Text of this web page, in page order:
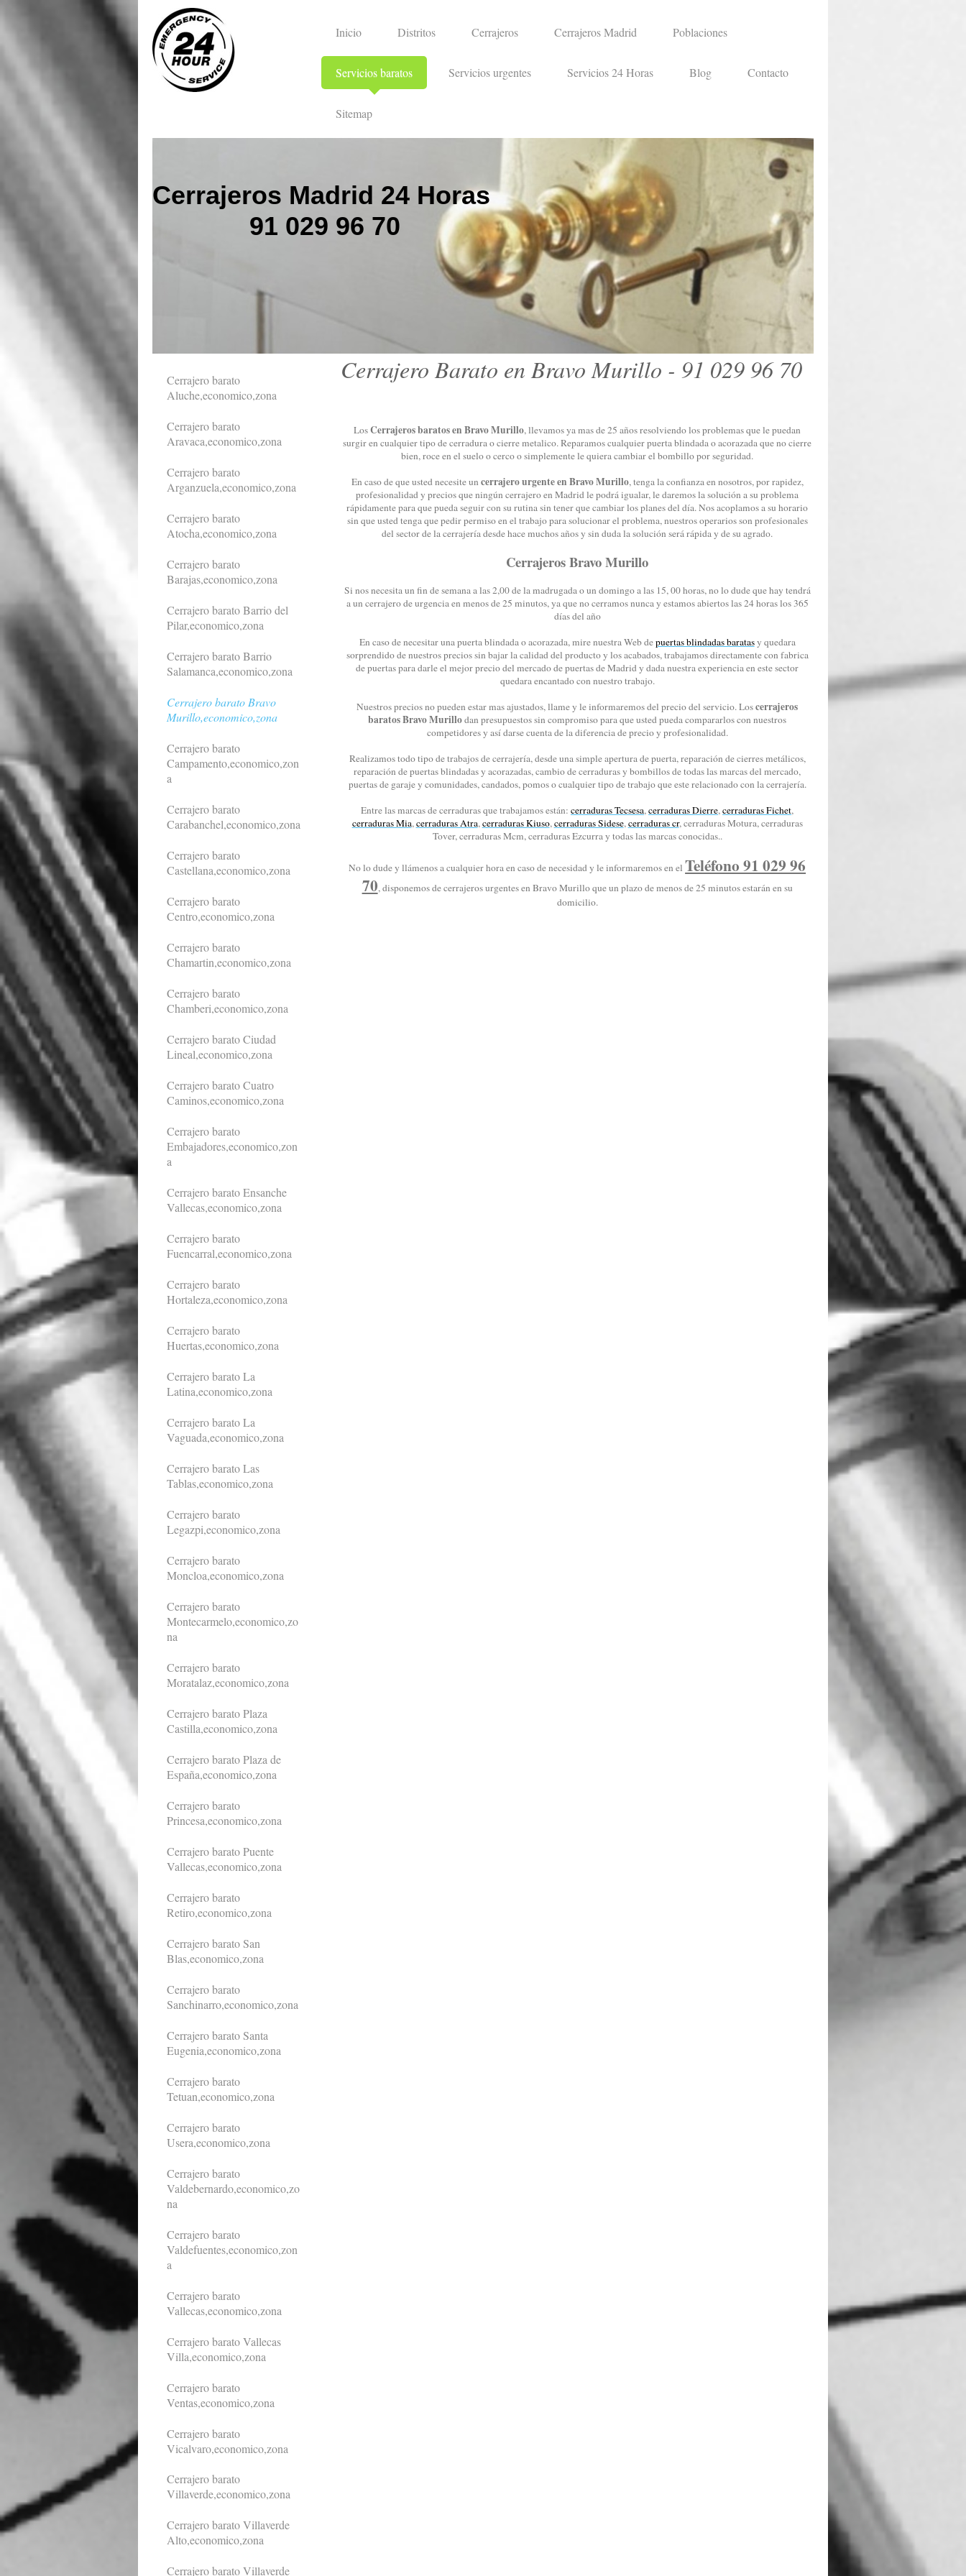
Inicio Distritos Cerrajeros Cerrajeros Madrid Poblaciones
Servicios baratos Servicios urgentes Servicios 24 Horas Blog Contacto
Sitemap
Cerrajeros Madrid 24 Horas
91 029 96 70
Cerrajero Barato en Bravo Murillo - 91 029 96 70
LosCerrajeros baratos en Bravo Murillo, llevamos ya mas de 25 años resolviendo los problemas que le puedan
surgir en cualquier tipo de cerradura o cierre metalico. Reparamos cualquier puerta blindada o acorazada que no cierre
bien, roce en el suelo o cerco o simplemente le quiera cambiar el bombillo por seguridad.
En caso de que usted necesite un cerrajero urgente en Bravo Murillo, tenga la confianza en nosotros, por rapidez,
profesionalidad y precios que ningún cerrajero en Madrid le podrá igualar, le daremos la solución a su problema
rápidamente para que pueda seguir con su rutina sin tener que cambiar los planes del día. Nos acoplamos a su horario
sin que usted tenga que pedir permiso en el trabajo para solucionar el problema, nuestros operarios son profesionales
del sector de la cerrajería desde hace muchos años y sin duda la solución será rápida y de su agrado.
Cerrajeros Bravo Murillo
Si nos necesita un fin de semana a las 2,00 de la madrugada o un domingo a las 15, 00 horas, no lo dude que hay tendrá
a un cerrajero de urgencia en menos de 25 minutos, ya que no cerramos nunca y estamos abiertos las 24 horas los 365
días del año
En caso de necesitar una puerta blindada o acorazada, mire nuestra Web depuertas blindadas baratasy quedara
sorprendido de nuestros precios sin bajar la calidad del producto y los acabados, trabajamos directamente con fabrica
de puertas para darle el mejor precio del mercado de puertas de Madrid y dada nuestra experiencia en este sector
quedara encantado con nuestro trabajo.
Nuestros precios no pueden estar mas ajustados, llame y le informaremos del precio del servicio. Loscerrajeros
baratos Bravo Murillodan presupuestos sin compromiso para que usted pueda compararlos con nuestros
competidores y así darse cuenta de la diferencia de precio y profesionalidad.
Realizamos todo tipo de trabajos de cerrajería, desde una simple apertura de puerta, reparación de cierres metálicos,
reparación de puertas blindadas y acorazadas, cambio de cerraduras y bombillos de todas las marcas del mercado,
puertas de garaje y comunidades, candados, pomos o cualquier tipo de trabajo que este relacionado con la cerrajería.
Entre las marcas de cerraduras que trabajamos están:cerraduras Tecsesa,cerraduras Dierre,cerraduras Fichet,
cerraduras Mia,cerraduras Atra,cerraduras Kiuso,cerraduras Sidese,cerraduras cr, cerraduras Motura, cerraduras
Tover, cerraduras Mcm, cerraduras Ezcurra y todas las marcas conocidas..
No lo dude y llámenos a cualquier hora en caso de necesidad y le informaremos en elTeléfono 91 029 96
70, disponemos de cerrajeros urgentes en Bravo Murillo que un plazo de menos de 25 minutos estarán en su
domicilio.
Cerrajero barato
Aluche,economico,zona
Cerrajero barato
Aravaca,economico,zona
Cerrajero barato
Arganzuela,economico,zona
Cerrajero barato
Atocha,economico,zona
Cerrajero barato
Barajas,economico,zona
Cerrajero barato Barrio del
Pilar,economico,zona
Cerrajero barato Barrio
Salamanca,economico,zona
Cerrajero barato Bravo
Murillo,economico,zona
Cerrajero barato
Campamento,economico,zon
a
Cerrajero barato
Carabanchel,economico,zona
Cerrajero barato
Castellana,economico,zona
Cerrajero barato
Centro,economico,zona
Cerrajero barato
Chamartin,economico,zona
Cerrajero barato
Chamberi,economico,zona
Cerrajero barato Ciudad
Lineal,economico,zona
Cerrajero barato Cuatro
Caminos,economico,zona
Cerrajero barato
Embajadores,economico,zon
a
Cerrajero barato Ensanche
Vallecas,economico,zona
Cerrajero barato
Fuencarral,economico,zona
Cerrajero barato
Hortaleza,economico,zona
Cerrajero barato
Huertas,economico,zona
Cerrajero barato La
Latina,economico,zona
Cerrajero barato La
Vaguada,economico,zona
Cerrajero barato Las
Tablas,economico,zona
Cerrajero barato
Legazpi,economico,zona
Cerrajero barato
Moncloa,economico,zona
Cerrajero barato
Montecarmelo,economico,zo
na
Cerrajero barato
Moratalaz,economico,zona
Cerrajero barato Plaza
Castilla,economico,zona
Cerrajero barato Plaza de
España,economico,zona
Cerrajero barato
Princesa,economico,zona
Cerrajero barato Puente
Vallecas,economico,zona
Cerrajero barato
Retiro,economico,zona
Cerrajero barato San
Blas,economico,zona
Cerrajero barato
Sanchinarro,economico,zona
Cerrajero barato Santa
Eugenia,economico,zona
Cerrajero barato
Tetuan,economico,zona
Cerrajero barato
Usera,economico,zona
Cerrajero barato
Valdebernardo,economico,zo
na
Cerrajero barato
Valdefuentes,economico,zon
a
Cerrajero barato
Vallecas,economico,zona
Cerrajero barato Vallecas
Villa,economico,zona
Cerrajero barato
Ventas,economico,zona
Cerrajero barato
Vicalvaro,economico,zona
Cerrajero barato
Villaverde,economico,zona
Cerrajero barato Villaverde
Alto,economico,zona
Cerrajero barato Villaverde